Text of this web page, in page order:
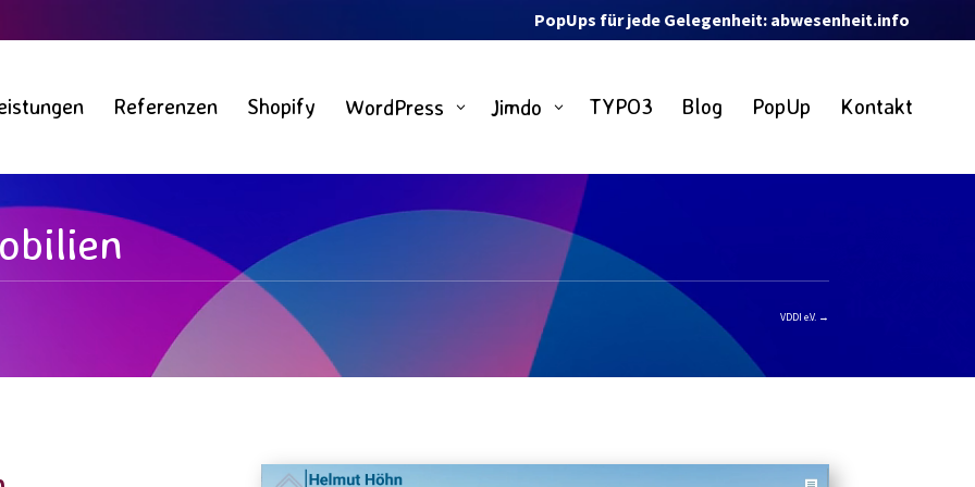
PopUps für jede Gelegenheit: abwesenheit.info
Referenzen Shopify WordPress 3 Jimdo 3 TYPO3 Blog PopUp Kontakt
VDDI e.V.→